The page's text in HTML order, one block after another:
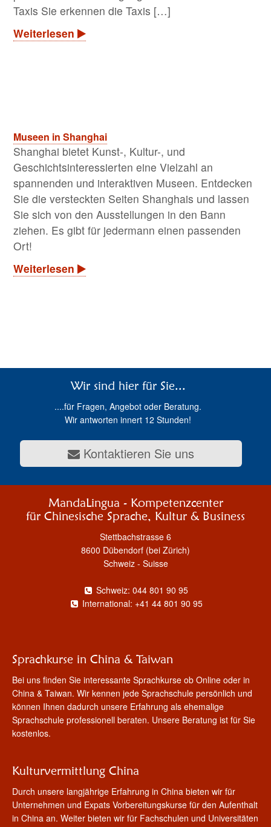
Taxis Sie erkennen die Taxis […]
Weiterlesen
Museen in Shanghai
Shanghai bietet Kunst-, Kultur-, und
Geschichtsinteressierten eine Vielzahl an
spannenden und interaktiven Museen. Entdecken
Sie die versteckten Seiten Shanghais und lassen
Sie sich von den Ausstellungen in den Bann
ziehen. Es gibt für jedermann einen passenden
Ort!
Weiterlesen
Wir sind hier für Sie...
....für Fragen, Angebot oder Beratung.
Wir antworten innert 12 Stunden!
Kontaktieren Sie uns
MandaLingua - Kompetenzcenter
für Chinesische Sprache, Kultur & Business
Stettbachstrasse 6
8600 Dübendorf (bei Zürich)
Schweiz - Suisse
Schweiz: 044 801 90 95
International: +41 44 801 90 95
Sprachkurse in China & Taiwan
Bei uns finden Sie interessante Sprachkurse ob Online oder in
China & Taiwan. Wir kennen jede Sprachschule persönlich und
können Ihnen dadurch unsere Erfahrung als ehemalige
Sprachschule professionell beraten. Unsere Beratung ist für Sie
kostenlos.
Kulturvermittlung China
Durch unsere langjährige Erfahrung in China bieten wir für
Unternehmen und Expats Vorbereitungskurse für den Aufenthalt
in China an. Weiter bieten wir für Fachschulen und Universitäten